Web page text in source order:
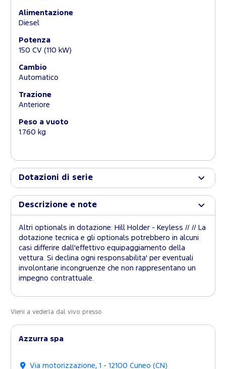
Alimentazione
Diesel
Potenza
150 CV (110 kW)
Cambio
Automatico
Trazione
Anteriore
Peso a vuoto
1.760 kg
Dotazioni di serie
Descrizione e note
Altri optionals in dotazione: Hill Holder - Keyless // // La
dotazione tecnica e gli optionals potrebbero in alcuni
casi differire dall'effettivo equipaggiamento della
vettura. Si declina ogni responsabilita' per eventuali
involontarie incongruenze che non rappresentano un
impegno contrattuale.
Vieni a vederla dal vivo presso
Azzurra spa
Via motorizzazione, 1 - 12100 Cuneo (CN)